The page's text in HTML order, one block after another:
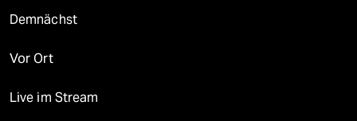
Demnächst
Vor Ort
Live im Stream